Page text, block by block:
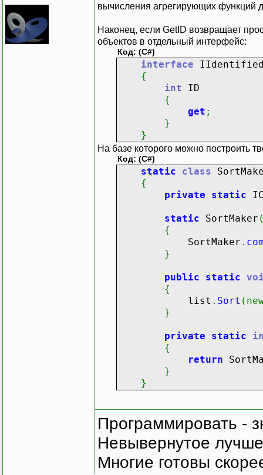
вычисления агрегирующих функций
Наконец, если GetID возвращает
объектов в отдельный интерфейс:
Код: (C#)
interface
{
int ID
{
get ;
}
}
На базе которого можно построить
Код: (C#)
static class
{
private
static
static SortMaker
{
SortMaker .
}
public static
{
list . Sort (
}
private static
{
return
}
}
Программировать -
Невывернутое
Многие готовы